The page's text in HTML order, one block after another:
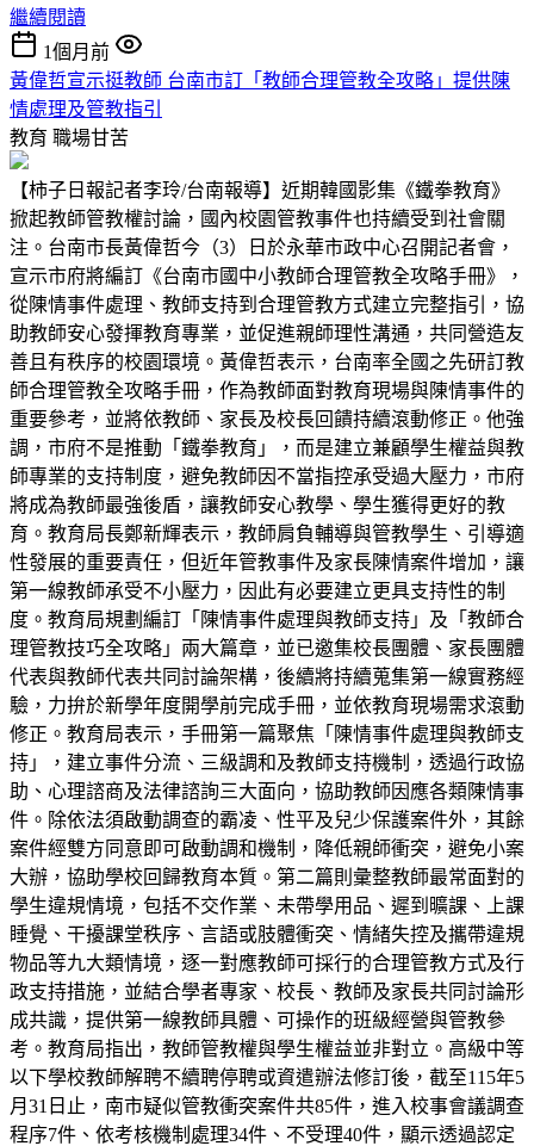
繼續閱讀
1個月前
黃偉哲宣示挺教師 台南市訂「教師合理管教全攻略」提供陳
情處理及管教指引
教育 職場甘苦
【柿子日報記者李玲/台南報導】近期韓國影集《鐵拳教育》
掀起教師管教權討論，國內校園管教事件也持續受到社會關
注。台南市長黃偉哲今（3）日於永華市政中心召開記者會，
宣示市府將編訂《台南市國中小教師合理管教全攻略手冊》，
從陳情事件處理、教師支持到合理管教方式建立完整指引，協
助教師安心發揮教育專業，並促進親師理性溝通，共同營造友
善且有秩序的校園環境。黃偉哲表示，台南率全國之先研訂教
師合理管教全攻略手冊，作為教師面對教育現場與陳情事件的
重要參考，並將依教師、家長及校長回饋持續滾動修正。他強
調，市府不是推動「鐵拳教育」，而是建立兼顧學生權益與教
師專業的支持制度，避免教師因不當指控承受過大壓力，市府
將成為教師最強後盾，讓教師安心教學、學生獲得更好的教
育。教育局長鄭新輝表示，教師肩負輔導與管教學生、引導適
性發展的重要責任，但近年管教事件及家長陳情案件增加，讓
第一線教師承受不小壓力，因此有必要建立更具支持性的制
度。教育局規劃編訂「陳情事件處理與教師支持」及「教師合
理管教技巧全攻略」兩大篇章，並已邀集校長團體、家長團體
代表與教師代表共同討論架構，後續將持續蒐集第一線實務經
驗，力拚於新學年度開學前完成手冊，並依教育現場需求滾動
修正。教育局表示，手冊第一篇聚焦「陳情事件處理與教師支
持」，建立事件分流、三級調和及教師支持機制，透過行政協
助、心理諮商及法律諮詢三大面向，協助教師因應各類陳情事
件。除依法須啟動調查的霸凌、性平及兒少保護案件外，其餘
案件經雙方同意即可啟動調和機制，降低親師衝突，避免小案
大辦，協助學校回歸教育本質。第二篇則彙整教師最常面對的
學生違規情境，包括不交作業、未帶學用品、遲到曠課、上課
睡覺、干擾課堂秩序、言語或肢體衝突、情緒失控及攜帶違規
物品等九大類情境，逐一對應教師可採行的合理管教方式及行
政支持措施，並結合學者專家、校長、教師及家長共同討論形
成共識，提供第一線教師具體、可操作的班級經營與管教參
考。教育局指出，教師管教權與學生權益並非對立。高級中等
以下學校教師解聘不續聘停聘或資遣辦法修訂後，截至115年5
月31日止，南市疑似管教衝突案件共85件，進入校事會議調查
程序7件、依考核機制處理34件、不受理40件，顯示透過認定